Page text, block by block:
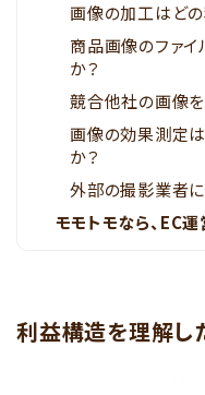
画像の加工はど
商品画像のファ
か？
競合他社の画像
画像の効果測定
か？
外部の撮影業者
モモトモなら、EC
利益構造を理解し